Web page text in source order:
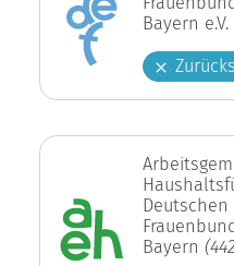
Bayern e.V.
Deutschen
Bayern